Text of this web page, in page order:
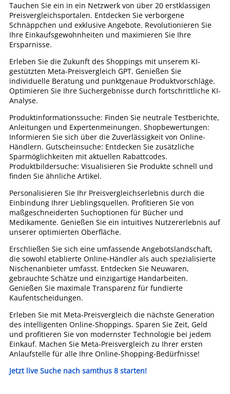
Tauchen Sie ein in ein Netzwerk von über 20 erstklassigen
Preisvergleichsportalen. Entdecken Sie verborgene
Schnäppchen und exklusive Angebote. Revolutionieren Sie
Ihre Einkaufsgewohnheiten und maximieren Sie Ihre
Ersparnisse.
Erleben Sie die Zukunft des Shoppings mit unserem KI-
gestützten Meta-Preisvergleich GPT. Genießen Sie
individuelle Beratung und punktgenaue Produktvorschläge.
Optimieren Sie Ihre Suchergebnisse durch fortschrittliche KI-
Analyse.
Produktinformationssuche: Finden Sie neutrale Testberichte,
Anleitungen und Expertenmeinungen. Shopbewertungen:
Informieren Sie sich über die Zuverlässigkeit von Online-
Händlern. Gutscheinsuche: Entdecken Sie zusätzliche
Sparmöglichkeiten mit aktuellen Rabattcodes.
Produktbildersuche: Visualisieren Sie Produkte schnell und
finden Sie ähnliche Artikel.
Personalisieren Sie Ihr Preisvergleichserlebnis durch die
Einbindung Ihrer Lieblingsquellen. Profitieren Sie von
maßgeschneiderten Suchoptionen für Bücher und
Medikamente. Genießen Sie ein intuitives Nutzererlebnis auf
unserer optimierten Oberfläche.
Erschließen Sie sich eine umfassende Angebotslandschaft,
die sowohl etablierte Online-Händler als auch spezialisierte
Nischenanbieter umfasst. Entdecken Sie Neuwaren,
gebrauchte Schätze und einzigartige Handarbeiten.
Genießen Sie maximale Transparenz für fundierte
Kaufentscheidungen.
Erleben Sie mit Meta-Preisvergleich die nächste Generation
des intelligenten Online-Shoppings. Sparen Sie Zeit, Geld
und profitieren Sie von modernster Technologie bei jedem
Einkauf. Machen Sie Meta-Preisvergleich zu Ihrer ersten
Anlaufstelle für alle Ihre Online-Shopping-Bedürfnisse!
Jetzt live Suche nach samthus 8 starten!